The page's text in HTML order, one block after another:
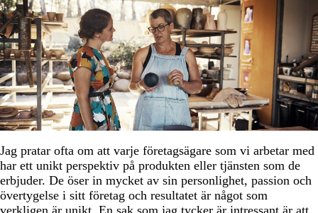
Jag pratar ofta om att varje företagsägare som vi arbetar med
har ett unikt perspektiv på produkten eller tjänsten som de
erbjuder. De öser in mycket av sin personlighet, passion och
övertygelse i sitt företag och resultatet är något som
verkligen är unikt. En sak som jag tycker är intressant är att